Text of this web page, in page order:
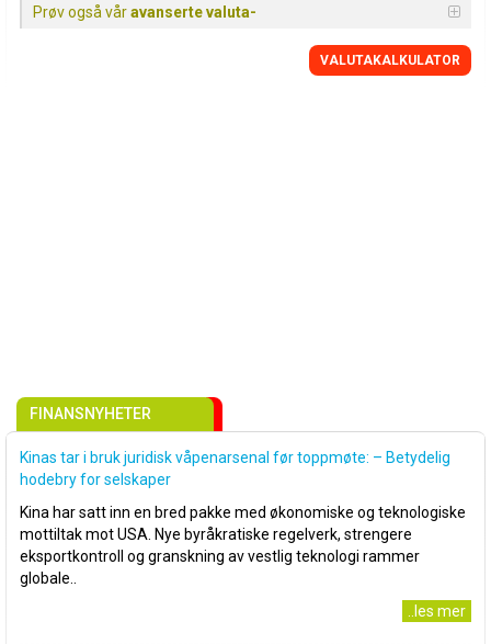
Prøv også våravanserte valuta-
VALUTAKALKULATOR
FINANSNYHETER
Kinas tar i bruk juridisk våpenarsenal før toppmøte: – Betydelig
hodebry for selskaper
Kina har satt inn en bred pakke med økonomiske og teknologiske
mottiltak mot USA. Nye byråkratiske regelverk, strengere
eksportkontroll og granskning av vestlig teknologi rammer
globale..
..les mer